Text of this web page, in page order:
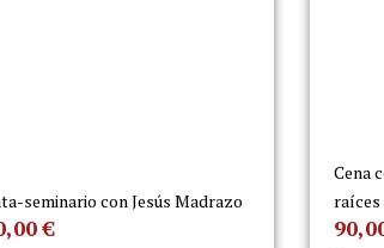
seminario con Jesús Madrazo
€
Cena
raíces